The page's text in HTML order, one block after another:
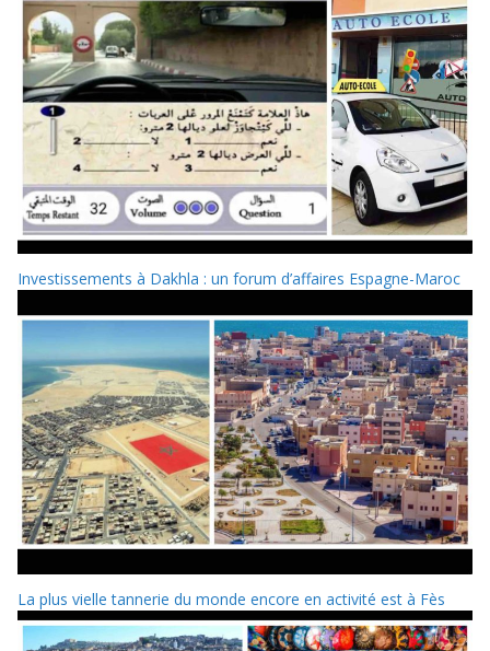
Investissements à Dakhla : un forum d’affaires Espagne-Maroc
La plus vielle tannerie du monde encore en activité est à Fès